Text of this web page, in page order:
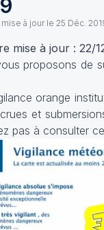
à jour le 25 Déc.
mise à jour : 22/
proposons de
orange
et
pas à consulter